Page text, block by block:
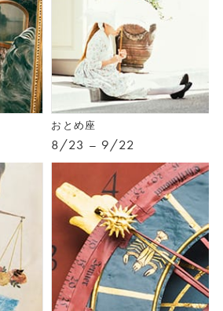
おとめ座
8/23 – 9/22